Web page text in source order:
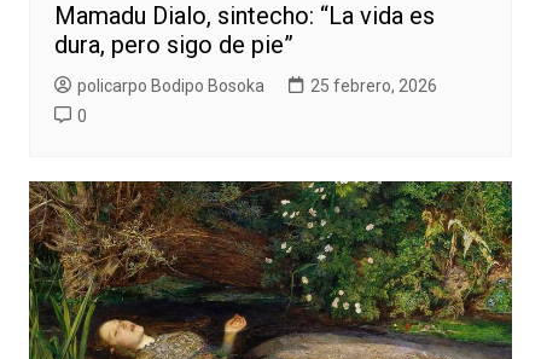
Mamadu Dialo, sintecho: “La vida es
dura, pero sigo de pie”
policarpo Bodipo Bosoka
25 febrero, 2026
0